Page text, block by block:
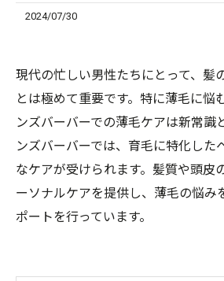
2024/07/30
現代の忙しい男性たちにとって、髪
とは極めて重要です。特に薄毛に悩
ンズバーバーでの薄毛ケアは新常識
ンズバーバーでは、育毛に特化した
なケアが受けられます。髪質や頭皮
ーソナルケアを提供し、薄毛の悩み
ポートを行っています。